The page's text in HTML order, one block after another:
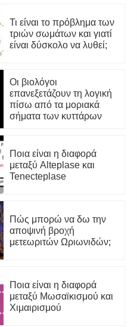
Τι είναι το πρόβλημα των
τριών σωμάτων και γιατί
είναι δύσκολο να λυθεί;
Οι βιολόγοι
επανεξετάζουν τη λογική
πίσω από τα μοριακά
σήματα των κυττάρων
Ποια είναι η διαφορά
μεταξύ Alteplase και
Tenecteplase
Πώς μπορώ να δω την
αποψινή βροχή
μετεωριτών Ωριωνιδών;
Ποια είναι η διαφορά
μεταξύ Μωσαϊκισμού και
Χιμαιρισμού